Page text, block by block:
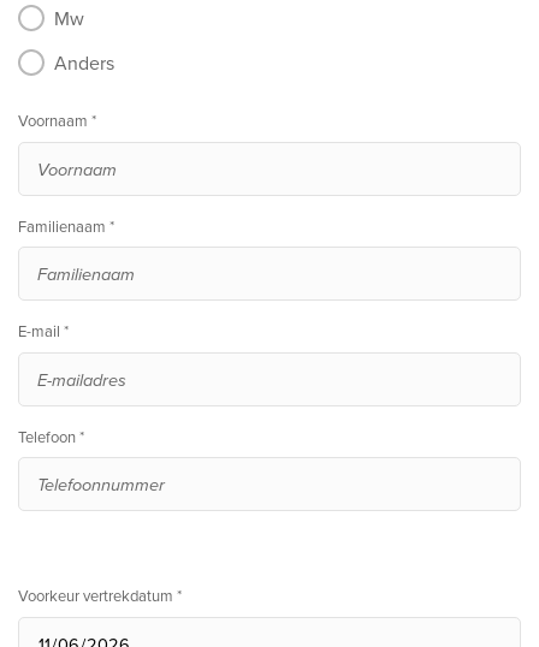
Mw
Anders
Voornaam *
Familienaam *
E-mail *
Telefoon *
Voorkeur vertrekdatum *